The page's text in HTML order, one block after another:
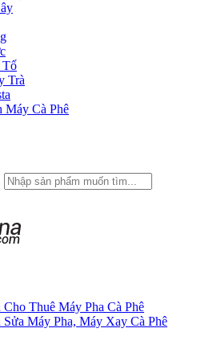
Tố
Trà
Máy Cà Phê
Thuê Máy Pha Cà Phê
Máy Pha, Máy Xay Cà Phê